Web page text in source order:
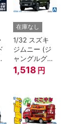
在庫なし
1/32 スズキ
ジムニー (ジ
ャングルグリ
ー ン)
1,518 円